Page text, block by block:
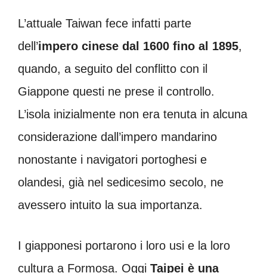
L’attuale Taiwan fece infatti parte
dell’impero cinese dal 1600 fino al 1895,
quando, a seguito del conflitto con il
Giappone questi ne prese il controllo.
L’isola inizialmente non era tenuta in alcuna
considerazione dall’impero mandarino
nonostante i navigatori portoghesi e
olandesi, già nel sedicesimo secolo, ne
avessero intuito la sua importanza.
I giapponesi portarono i loro usi e la loro
cultura a Formosa. Oggi Taipei è una